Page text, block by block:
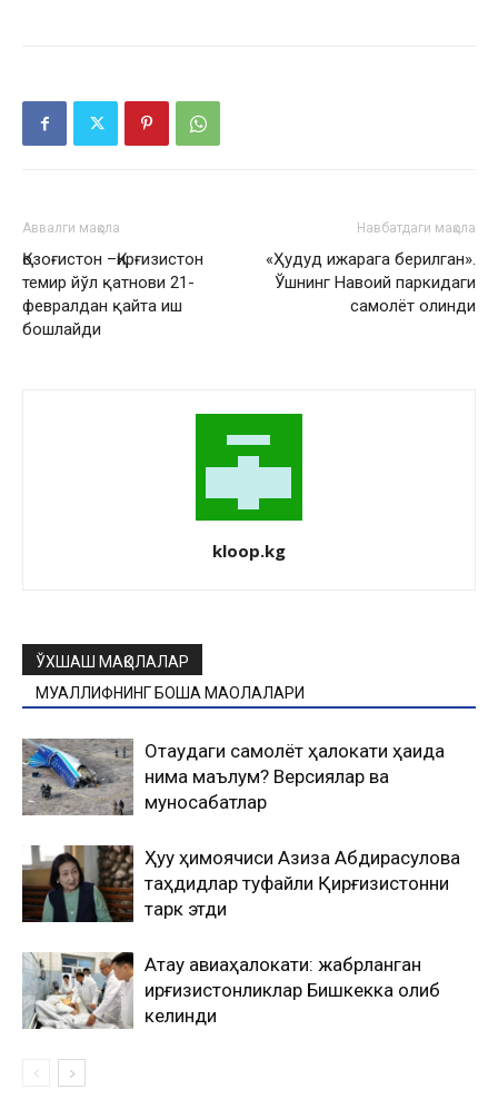
Аввалги мақола
Қозоғистон –Қирғизистон
темир йўл қатнови 21-
февралдан қайта иш
бошлайди
Навбатдаги мақола
«Ҳудуд ижарага берилган».
Ўшнинг Навоий паркидаги
самолёт олинди
kloop.kg
ЎХШАШ МАҚОЛАЛАР
МУАЛЛИФНИНГ БОШҚА МАҚОЛАЛАРИ
Оқтаудаги самолёт ҳалокати ҳақида
нима маълум? Версиялар ва
муносабатлар
Ҳуқуқ ҳимоячиси Азиза Абдирасулова
таҳдидлар туфайли Қирғизистонни
тарк этди
Ақтау авиаҳалокати: жабрланган
қирғизистонликлар Бишкекка олиб
келинди